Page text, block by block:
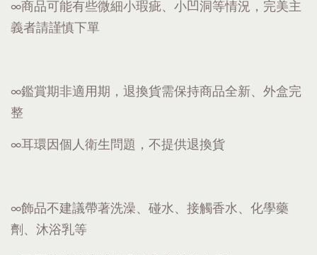
∞商品可能有些微細小瑕疵、小凹洞等情況，完美主
義者請謹慎下單
∞鑑賞期非適用期，退換貨需保持商品全新、外盒完
整
∞耳環因個人衛生問題，不提供退換貨
∞飾品不建議帶著洗澡、碰水、接觸香水、化學藥
劑、沐浴乳等